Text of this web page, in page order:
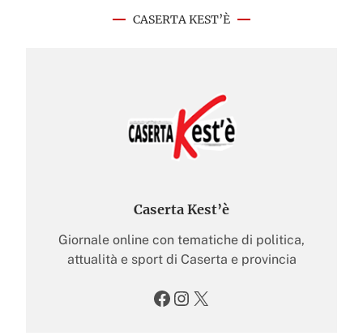
CASERTA KEST’È
Caserta Kest’è
Giornale online con tematiche di politica,
attualità e sport di Caserta e provincia
Facebook Instagram X